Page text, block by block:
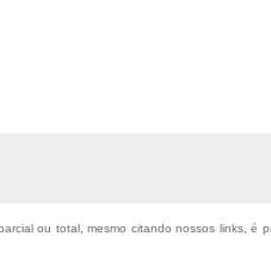
ou total, mesmo citando nossos links, é